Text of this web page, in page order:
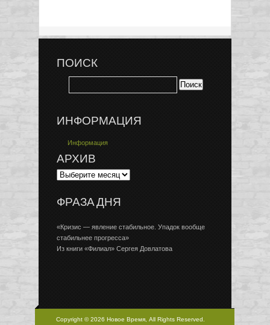
ПОИСК
ИНФОРМАЦИЯ
Информация
АРХИВ
ФРАЗА ДНЯ
«Кризис — явление стабильное. Упадок вообще
стабильнее прогресса»
Из книги «Филиал» Сергея Довлатова
Copyright © 2026 Новое Время, All Rights Reserved.